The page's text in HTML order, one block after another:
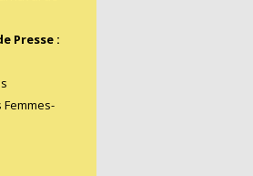
Presse :
Femmes-